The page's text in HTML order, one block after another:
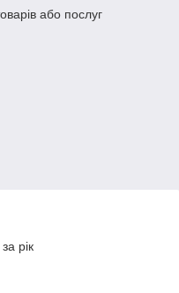
або послуг
рік